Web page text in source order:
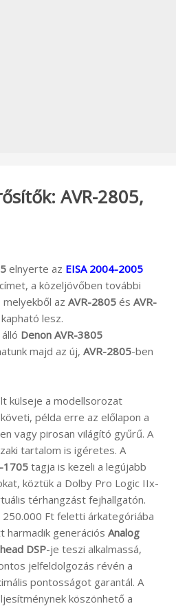
AVR-2805,
elnyerte az EISA 2004-2005
címet, a közeljövőben további
az AVR-2805 és AVR-
lesz.
Denon AVR-3805
majd az új, AVR-2805-ben
külseje a modellsorozat
példa erre az előlapon a
vagy pirosan világító gyűrű. A
tartalom is igéretes. A
1705 tagja is kezeli a legújabb
köztük a Dolby Pro Logic IIx-
térhangzást fejhallgatón.
Ft feletti árkategóriába
generációs Analog
DSP-je teszi alkalmassá,
jelfeldolgozás révén a
pontosságot garantál. A
köszönhető a